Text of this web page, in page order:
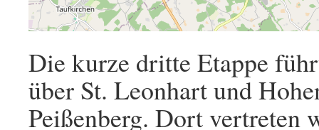
Die kurze dritte Etappe
über St. Leonhart und
Peißenberg. Dort vertreten